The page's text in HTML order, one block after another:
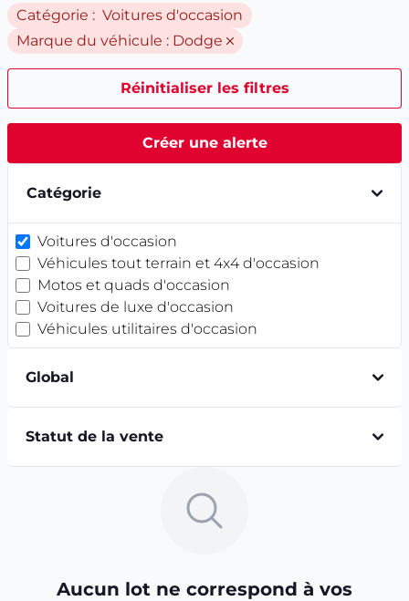
Catégorie : Voitures d'occasion
Marque du véhicule : Dodge
Réinitialiser les filtres
Créer une alerte
Catégorie
Voitures d'occasion
Véhicules tout terrain et 4x4 d'occasion
Motos et quads d'occasion
Voitures de luxe d'occasion
Véhicules utilitaires d'occasion
Global
Statut de la vente
Aucun lot ne correspond à vos